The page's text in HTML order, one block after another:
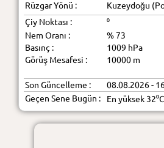
Rüzgar Yönü :
Kuzeydoğu
Çiy Noktası :
⁰
Nem Oranı :
% 73
Basınç :
1009 hPa
Görüş Mesafesi :
10000 m
Son Güncelleme :
08.08.2026 -
Geçen Sene Bugün :
En yüksek